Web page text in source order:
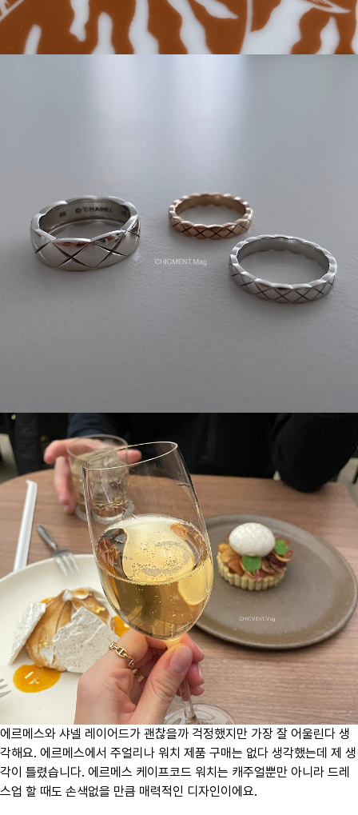
에르메스와 샤넬 레이어드가 괜찮을까 걱정했지만 가장 잘 어울린다 생
각해요. 에르메스에서 주얼리나 워치 제품 구매는 없다 생각했는데 제 생
각이 틀렸습니다. 에르메스 케이프코드 워치는 캐주얼뿐만 아니라 드레
스업 할 때도 손색없을 만큼 매력적인 디자인이에요.